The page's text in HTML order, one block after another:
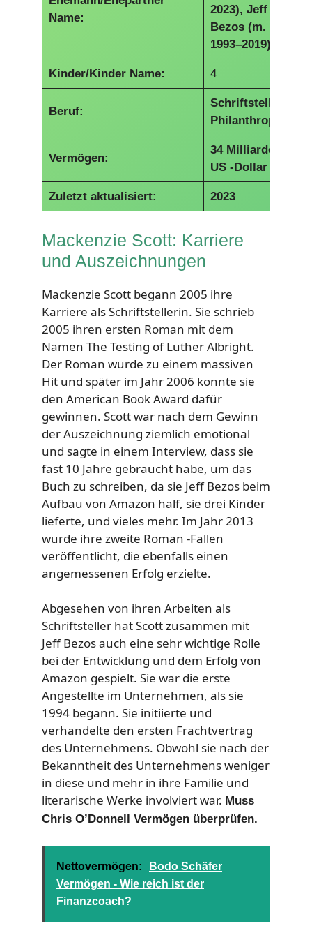
Name:
2023), Jeff
Bezos (m.
1993–2019)
Kinder/Kinder Name: 4
Beruf:
Schriftsteller,
Philanthrop
Vermögen:
34 Milliarden
US -Dollar
Zuletzt aktualisiert: 2023
Mackenzie Scott: Karriere
und Auszeichnungen
Mackenzie Scott begann 2005 ihre
Karriere als Schriftstellerin. Sie schrieb
2005 ihren ersten Roman mit dem
Namen The Testing of Luther Albright.
Der Roman wurde zu einem massiven
Hit und später im Jahr 2006 konnte sie
den American Book Award dafür
gewinnen. Scott war nach dem Gewinn
der Auszeichnung ziemlich emotional
und sagte in einem Interview, dass sie
fast 10 Jahre gebraucht habe, um das
Buch zu schreiben, da sie Jeff Bezos beim
Aufbau von Amazon half, sie drei Kinder
lieferte, und vieles mehr. Im Jahr 2013
wurde ihre zweite Roman -Fallen
veröffentlicht, die ebenfalls einen
angemessenen Erfolg erzielte.
Abgesehen von ihren Arbeiten als
Schriftsteller hat Scott zusammen mit
Jeff Bezos auch eine sehr wichtige Rolle
bei der Entwicklung und dem Erfolg von
Amazon gespielt. Sie war die erste
Angestellte im Unternehmen, als sie
1994 begann. Sie initiierte und
verhandelte den ersten Frachtvertrag
des Unternehmens. Obwohl sie nach der
Bekanntheit des Unternehmens weniger
in diese und mehr in ihre Familie und
literarische Werke involviert war. Muss
Chris O’Donnell Vermögen überprüfen.
Nettovermögen:
Bodo Schäfer
Vermögen - Wie reich ist der
Finanzcoach?